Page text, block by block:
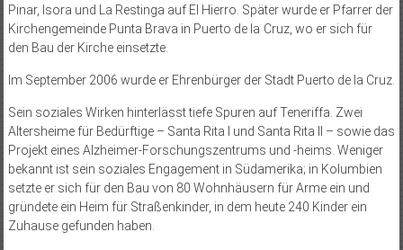
Pinar, Isora und La Restinga auf El Hierro. Später wurde er Pfarrer der
Kirchengemeinde Punta Brava in Puerto de la Cruz, wo er sich für
den Bau der Kirche einsetzte.
Im September 2006 wurde er Ehrenbürger der Stadt Puerto de la Cruz.
Sein soziales Wirken hinterlässt tiefe Spuren auf Teneriffa. Zwei
Altersheime für Bedürftige – Santa Rita I und Santa Rita II – sowie das
Projekt eines Alzheimer-Forschungszentrums und -heims. Weniger
bekannt ist sein soziales Engagement in Südamerika; in Kolumbien
setzte er sich für den Bau von 80 Wohnhäusern für Arme ein und
gründete ein Heim für Straßenkinder, in dem heute 240 Kinder ein
Zuhause gefunden haben.